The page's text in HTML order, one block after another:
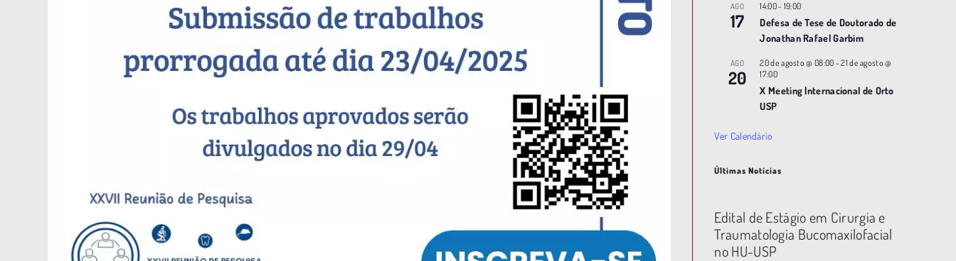
AGO
17
14:00- 19:00
Defesa de Tese de Doutorado de
Jonathan Rafael Garbim
AGO
20
20 de agosto @ 08:00 -21 de agosto @
17:00
X Meeting |nternacional de Orto
USP
Ver Calendário
Últimas Notícias
Edital de Estágio em Cirurgia e
Traumatologia Bucomaxilofacial
no HU-USP